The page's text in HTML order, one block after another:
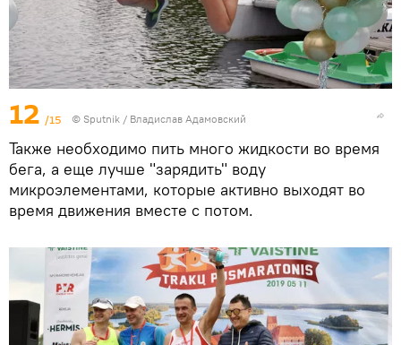
12 /15 © Sputnik / Владислав Адамовский
Также необходимо пить много жидкости во время
бега, а еще лучше "зарядить" воду
микроэлементами, которые активно выходят во
время движения вместе с потом.